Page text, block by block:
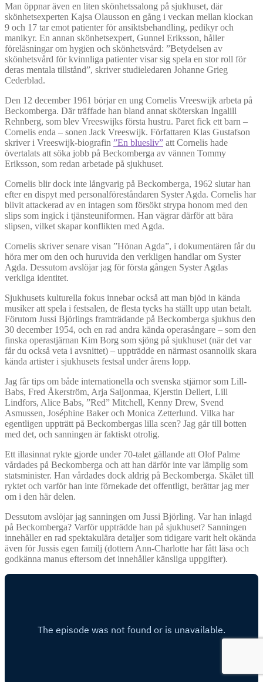
Man öppnar även en liten skönhetssalong på sjukhuset, där
skönhetsexperten Kajsa Olausson en gång i veckan mellan klockan
9 och 17 tar emot patienter för ansiktsbehandling, pedikyr och
manikyr. En annan skönhetsexpert, Gunnel Eriksson, håller
föreläsningar om hygien och skönhetsvård: ”Betydelsen av
skönhetsvård för kvinnliga patienter visar sig spela en stor roll för
deras mentala tillstånd”, skriver studieledaren Johanne Grieg
Cederblad.
Den 12 december 1961 börjar en ung Cornelis Vreeswijk arbeta på
Beckomberga. Där träffade han bland annat sköterskan Ingalill
Rehnberg, som blev Vreeswijks första hustru. Paret fick ett barn –
Cornelis enda – sonen Jack Vreeswijk. Författaren Klas Gustafson
skriver i Vreeswijk-biografin ”En bluesliv” att Cornelis hade
övertalats att söka jobb på Beckomberga av vännen Tommy
Eriksson, som redan arbetade på sjukhuset.
Cornelis blir dock inte långvarig på Beckomberga, 1962 slutar han
efter en dispyt med personalföreståndaren Syster Agda. Cornelis har
blivit attackerad av en intagen som försökt strypa honom med den
slips som ingick i tjänsteuniformen. Han vägrar därför att bära
slipsen, vilket skapar konflikten med Agda.
Cornelis skriver senare visan ”Hönan Agda”, i dokumentären får du
höra mer om den och huruvida den verkligen handlar om Syster
Agda. Dessutom avslöjar jag för första gången Syster Agdas
verkliga identitet.
Sjukhusets kulturella fokus innebar också att man bjöd in kända
musiker att spela i festsalen, de flesta tycks ha ställt upp utan betalt.
Förutom Jussi Björlings framträdande på Beckomberga sjukhus den
30 december 1954, och en rad andra kända operasångare – som den
finska operastjärnan Kim Borg som sjöng på sjukhuset (när det var
får du också veta i avsnittet) – uppträdde en närmast osannolik skara
kända artister i sjukhusets festsal under årens lopp.
Jag får tips om både internationella och svenska stjärnor som Lill-
Babs, Fred Åkerström, Arja Saijonmaa, Kjerstin Dellert, Lill
Lindfors, Alice Babs, ”Red” Mitchell, Kenny Drew, Svend
Asmussen, Joséphine Baker och Monica Zetterlund. Vilka har
egentligen uppträtt på Beckombergas lilla scen? Jag går till botten
med det, och sanningen är faktiskt otrolig.
Ett illasinnat rykte gjorde under 70-talet gällande att Olof Palme
vårdades på Beckomberga och att han därför inte var lämplig som
statsminister. Han vårdades dock aldrig på Beckomberga. Skälet till
ryktet och varför han inte förnekade det offentligt, berättar jag mer
om i den här delen.
Dessutom avslöjar jag sanningen om Jussi Björling. Var han inlagd
på Beckomberga? Varför uppträdde han på sjukhuset? Sanningen
innehåller en rad spektakulära detaljer som tidigare varit helt okända
även för Jussis egen familj (dottern Ann-Charlotte har fått läsa och
godkänna manus eftersom det innehåller känsliga uppgifter).